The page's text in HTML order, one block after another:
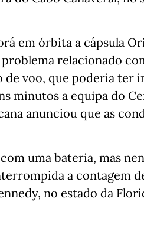
em órbita a cápsula
relacionado
voo, que poderia ter
minutos a equipa do
anunciou que as
uma bateria, mas
a contagem
no estado da